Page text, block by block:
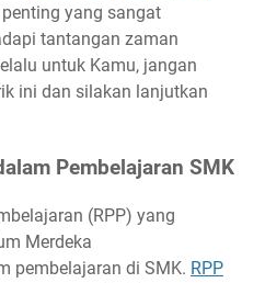
yang sangat
tantangan zaman
untuk Kamu, jangan
ini dan silakan lanjutkan
Pembelajaran SMK
(RPP) yang
Merdeka
pembelajaran di SMK. RPP